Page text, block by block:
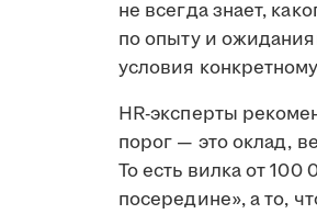
не всегда знает,
по опыту и
условия
HR-эксперты
порог — это оклад,
То есть вилка от 100
посередине», а то,